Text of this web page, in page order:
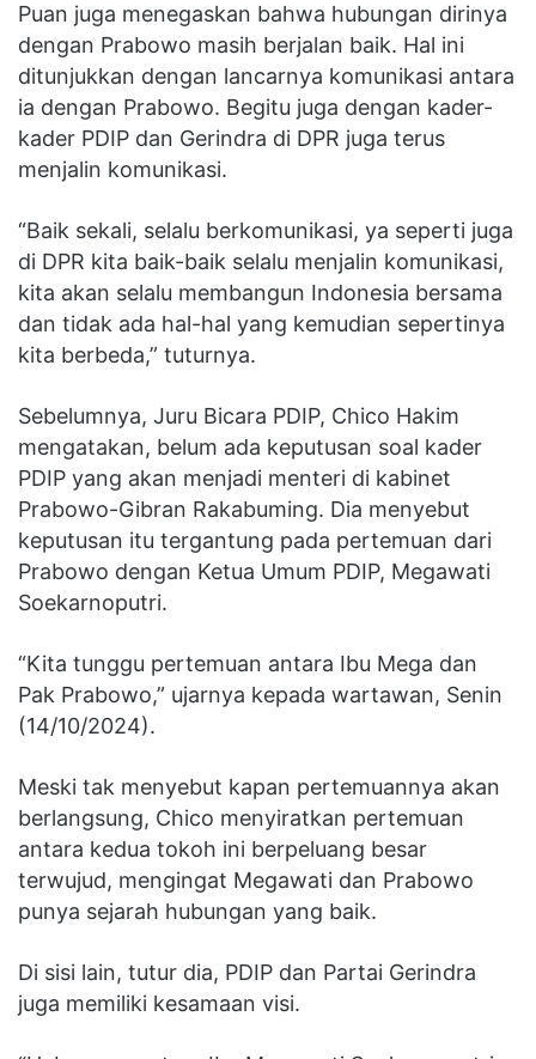
Puan juga menegaskan bahwa hubungan dirinya
dengan Prabowo masih berjalan baik. Hal ini
ditunjukkan dengan lancarnya komunikasi antara
ia dengan Prabowo. Begitu juga dengan kader-
kader PDIP dan Gerindra di DPR juga terus
menjalin komunikasi.
“Baik sekali, selalu berkomunikasi, ya seperti juga
di DPR kita baik-baik selalu menjalin komunikasi,
kita akan selalu membangun Indonesia bersama
dan tidak ada hal-hal yang kemudian sepertinya
kita berbeda,” tuturnya.
Sebelumnya, Juru Bicara PDIP, Chico Hakim
mengatakan, belum ada keputusan soal kader
PDIP yang akan menjadi menteri di kabinet
Prabowo-Gibran Rakabuming. Dia menyebut
keputusan itu tergantung pada pertemuan dari
Prabowo dengan Ketua Umum PDIP, Megawati
Soekarnoputri.
“Kita tunggu pertemuan antara Ibu Mega dan
Pak Prabowo,” ujarnya kepada wartawan, Senin
(14/10/2024).
Meski tak menyebut kapan pertemuannya akan
berlangsung, Chico menyiratkan pertemuan
antara kedua tokoh ini berpeluang besar
terwujud, mengingat Megawati dan Prabowo
punya sejarah hubungan yang baik.
Di sisi lain, tutur dia, PDIP dan Partai Gerindra
juga memiliki kesamaan visi.